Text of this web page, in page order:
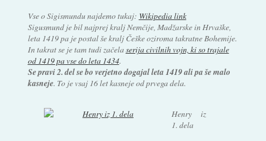
Vse o Sigismundu najdemo tukaj: Wikipedia link
Sigusmund je bil najprej kralj Nemčije, Madžarske in Hrvaške,
leta 1419 pa je postal še kralj Češke oziroma takratne Bohemije.
In takrat se je tam tudi začelaserija civilnih vojn, ki so trajale
od 1419 pa vse do leta 1434.
Se pravi 2. del se bo verjetno dogajal leta 1419 ali pa še malo
kasneje. To je vsaj 16 let kasneje od prvega dela.
Henry iz
1. dela